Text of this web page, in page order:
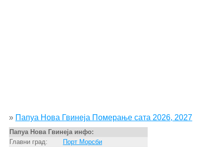
» Папуа Нова Гвинеја Померање сата 2026, 2027
Папуа Нова Гвинеја инфо:
Главни град:
Порт Морсби